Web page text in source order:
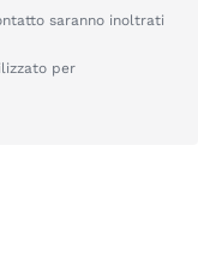
saranno inoltrati
per